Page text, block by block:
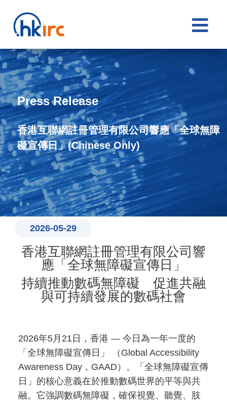

Press Release
香港互聯網註冊管理有限公司響應「全球無障
礙宣傳日」(Chinese Only)
2026-05-29
香港互聯網註冊管理有限公司響
應「全球無障礙宣傳日」
持續推動數碼無障礙 促進共融
與可持續發展的數碼社會
2026年5月21日，香港 — 今日為一年一度的
「全球無障礙宣傳日」 （Global Accessibility
Awareness Day，GAAD）。「全球無障礙宣傳
日」的核心意義在於推動數碼世界的平等與共
融。它強調數碼無障礙，確保視覺、聽覺、肢